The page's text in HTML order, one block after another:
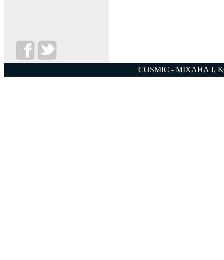
COSMIC - ΜΙΧΑΗΛ Ι.